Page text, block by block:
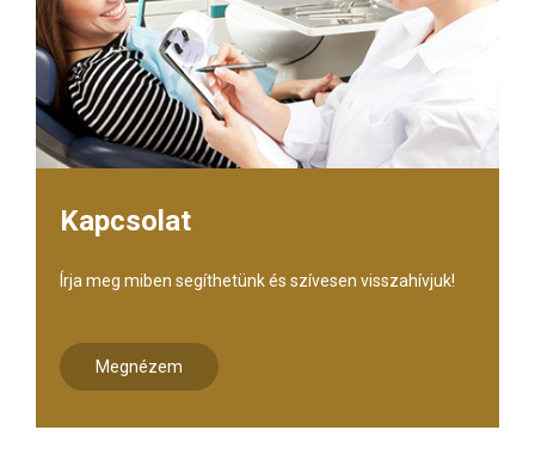
Kapcsolat
Írja meg miben segíthetünk és szívesen visszahívjuk!
Megnézem